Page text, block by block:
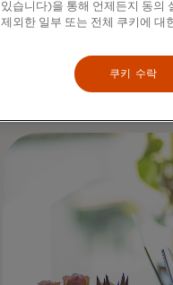
있습니다.
있습니다)을 통해 언제든지 동의
제외한 일부 또는 전체 쿠키에 대
쿠키 수락